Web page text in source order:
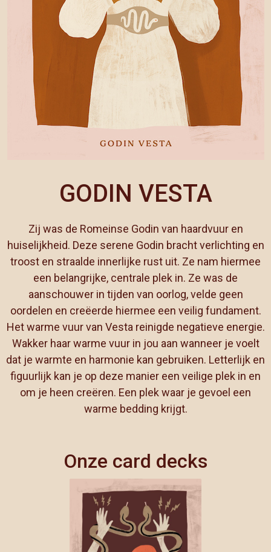
GODIN VESTA
Zij was de Romeinse Godin van haardvuur en
huiselijkheid. Deze serene Godin bracht verlichting en
troost en straalde innerlijke rust uit. Ze nam hiermee
een belangrijke, centrale plek in. Ze was de
aanschouwer in tijden van oorlog, velde geen
oordelen en creëerde hiermee een veilig fundament.
Het warme vuur van Vesta reinigde negatieve energie.
Wakker haar warme vuur in jou aan wanneer je voelt
dat je warmte en harmonie kan gebruiken. Letterlijk en
figuurlijk kan je op deze manier een veilige plek in en
om je heen creëren. Een plek waar je gevoel een
warme bedding krijgt.
Onze card decks